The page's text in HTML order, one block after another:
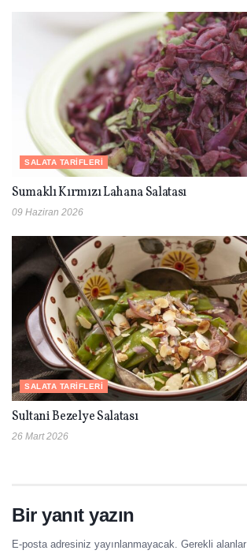
SALATA TARIFLERI
Sumaklı Kırmızı Lahana Salatası
09 Haziran 2026
SALATA TARIFLERI
Sultani Bezelye Salatası
26 Mart 2026
Bir yanıt yazın
E-posta adresiniz yayınlanmayacak. Gerekli alanlar